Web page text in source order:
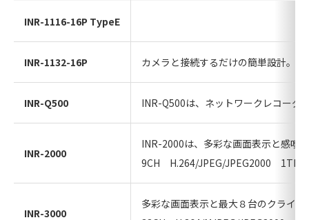
INR-1116-16P TypeE
INR-1132-16P カメラと接続するだけの簡単設計。
INR-Q500 INR-Q500は、ネットワークレコーダ
INR-2000
INR-2000は、多彩な画面表示と感嘆
9CH H.264/JPEG/JPEG2000 1TB/
INR-3000
多彩な画面表示と最大８台のクライ